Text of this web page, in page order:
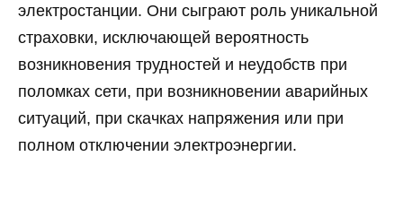
электростанции. Они сыграют роль уникальной
страховки, исключающей вероятность
возникновения трудностей и неудобств при
поломках сети, при возникновении аварийных
ситуаций, при скачках напряжения или при
полном отключении электроэнергии.